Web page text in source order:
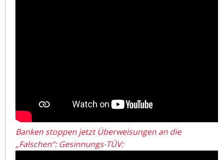
Banken stoppen jetzt Überweisungen an die
„Falschen“: Gesinnungs-TÜV: